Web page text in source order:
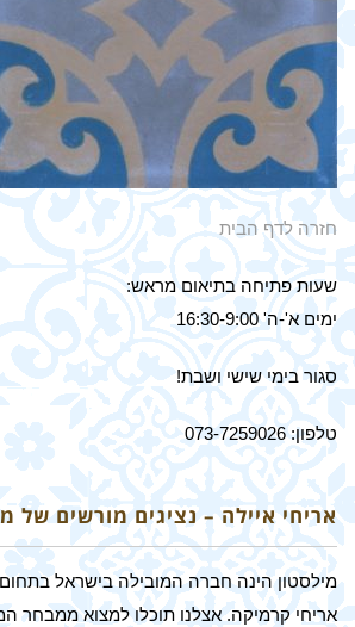
חזרה לדף הבית
שעות פתיחה בתיאום מראש:
ימים א'-ה' 16:30-9:00
סגור בימי שישי ושבת!
טלפון: 073-7259026
אריחי איילה – נציגים מורשים של
מילסטון הינה חברה המובילה בישראל בתחום
אריחי קרמיקה. אצלנו תוכלו למצוא ממבחר